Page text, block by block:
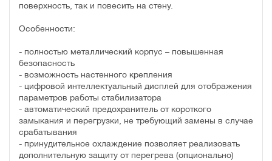
поверхность, так и повесить на стену.
Особенности:
- полностью металлический корпус – повышенная
безопасность
- возможность настенного крепления
- цифровой интеллектуальный дисплей для отображения
параметров работы стабилизатора
- автоматический предохранитель от короткого
замыкания и перегрузки, не требующий замены в случае
срабатывания
- принудительное охлаждение позволяет реализовать
дополнительную защиту от перегрева (опционально)